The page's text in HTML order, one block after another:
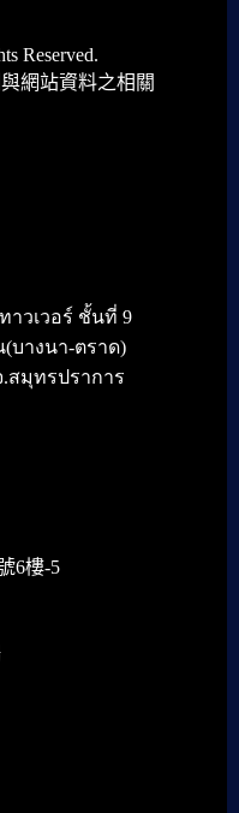
Reserved.
網站資料之相關
าวเวอร์ ชั้นที่ 9
บางนา-ตราด)
.สมุทรปราการ
6樓-5